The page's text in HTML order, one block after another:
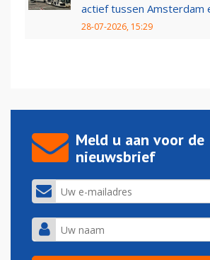
actief tussen Amsterdam
28-07-2026, 15:29
Meld u aan voor de
nieuwsbrief